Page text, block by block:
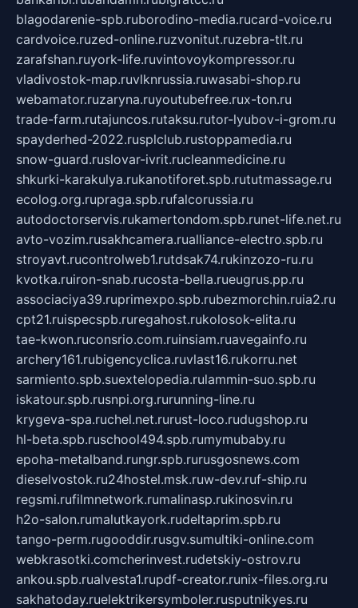
blagodarenie-spb.ruborodino-media.rucard-voice.ru
cardvoice.ruzed-online.ruzvonitut.ruzebra-tlt.ru
zarafshan.ruyork-life.ruvintovoykompressor.ru
vladivostok-map.ruvlknrussia.ruwasabi-shop.ru
webamator.ruzaryna.ruyoutubefree.rux-ton.ru
trade-farm.rutajuncos.rutaksu.rutor-lyubov-i-grom.ru
spayderhed-2022.rusplclub.rustoppamedia.ru
snow-guard.ruslovar-ivrit.rucleanmedicine.ru
shkurki-karakulya.rukanotiforet.spb.rututmassage.ru
ecolog.org.rupraga.spb.rufalcorussia.ru
autodoctorservis.rukamertondom.spb.runet-life.net.ru
avto-vozim.rusakhcamera.rualliance-electro.spb.ru
stroyavt.rucontrolweb1.rutdsak74.rukinzozo-ru.ru
kvotka.ruiron-snab.rucosta-bella.rueugrus.pp.ru
associaciya39.ruprimexpo.spb.rubezmorchin.ruia2.ru
cpt21.ruispecspb.ruregahost.rukolosok-elita.ru
tae-kwon.ruconsrio.com.ruinsiam.ruavegainfo.ru
archery161.rubigencyclica.ruvlast16.rukorru.net
sarmiento.spb.suextelopedia.rulammin-suo.spb.ru
iskatour.spb.rusnpi.org.rurunning-line.ru
krygeva-spa.ruchel.net.rurust-loco.rudugshop.ru
hl-beta.spb.ruschool494.spb.rumymubaby.ru
epoha-metalband.rungr.spb.rurusgosnews.com
dieselvostok.ru24hostel.msk.ruw-dev.ruf-ship.ru
regsmi.rufilmnetwork.rumalinasp.rukinosvin.ru
h2o-salon.rumalutkayork.rudeltaprim.spb.ru
tango-perm.rugooddir.rusgv.sumultiki-online.com
webkrasotki.comcherinvest.rudetskiy-ostrov.ru
ankou.spb.rualvesta1.rupdf-creator.runix-files.org.ru
sakhatoday.ruelektrikersymboler.rusputnikyes.ru